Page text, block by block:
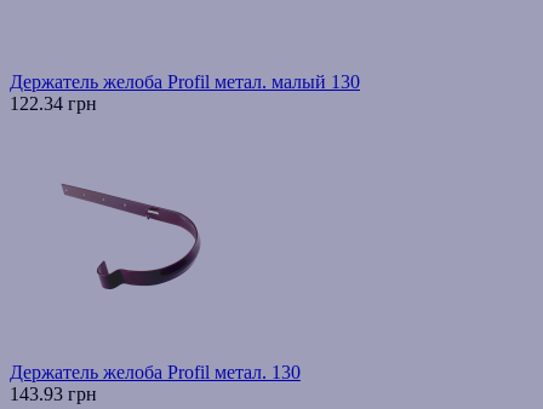
Держатель желоба Profil метал. малый 130
122.34 грн
Держатель желоба Profil метал. 130
143.93 грн